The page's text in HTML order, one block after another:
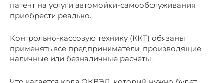
патент на услуги автомойки-самообслуживания
приобрести реально.
Контрольно-кассовую технику (ККТ) обязаны
применять все предприниматели, производящие
наличные или безналичные расчёты.